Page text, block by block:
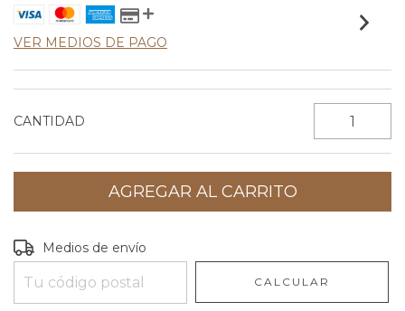
VER MEDIOS DE PAGO
CANTIDAD
Entregas para el CP:
Medios de envío
CALCULAR